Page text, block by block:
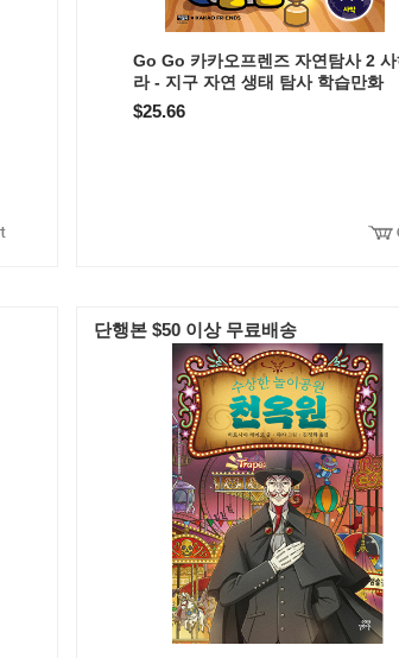
Go Go 카카오프렌즈 자연탐사 2
라 - 지구 자연 생태 탐사 학습만화
$25.66
단행본 $50 이상 무료배송